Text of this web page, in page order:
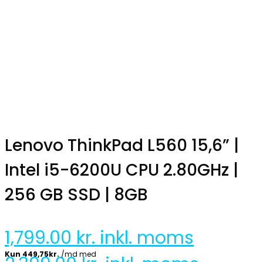
Lenovo ThinkPad L560 15,6” |
Intel i5-6200U CPU 2.80GHz |
256 GB SSD | 8GB
1,799.00 kr. inkl. moms